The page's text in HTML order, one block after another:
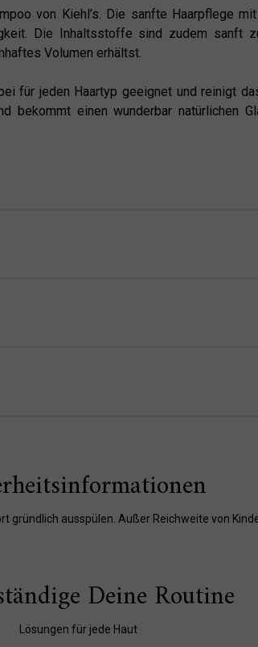
von Kiehl’s. Die sanfte Haarpflege
Die Inhaltsstoffe sind zudem sanft
Volumen erhältst.
für jeden Haartyp geeignet und reinigt
bekommt einen wunderbar natürlichen
gründlich ausspülen. Außer Reichweite von
Deine Routine
Lösungen für jede Haut